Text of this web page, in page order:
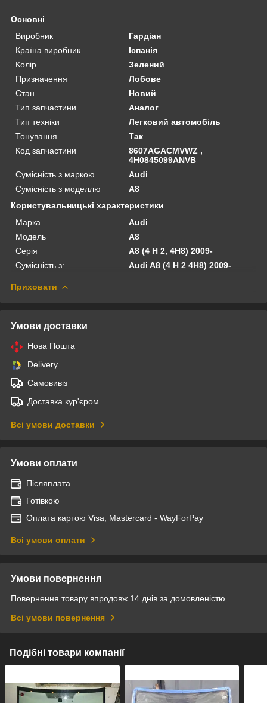
Основні
Виробник
Гардіан
Країна виробник
Іспанія
Колір
Зелений
Призначення
Лобове
Стан
Новий
Тип запчастини
Аналог
Тип техніки
Легковий автомобіль
Тонування
Так
Код запчастини
8607AGACMVWZ ,
4H0845099ANVB
Сумісність з маркою
Audi
Сумісність з моделлю
A8
Користувальницькі характеристики
Марка
Audi
Модель
A8
Серія
A8 (4 H 2, 4H8) 2009-
Сумісність з:
Audi A8 (4 H 2 4H8) 2009-
Приховати
Умови доставки
Нова Пошта
Delivery
Самовивіз
Доставка кур'єром
Всі умови доставки
Умови оплати
Післяплата
Готівкою
Оплата картою Visa, Mastercard - WayForPay
Всі умови оплати
Умови повернення
Повернення товару впродовж 14 днів за домовленістю
Всі умови повернення
Подібні товари компанії